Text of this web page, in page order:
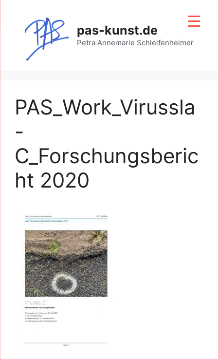
springen
pas-kunst.de
Petra Annemarie Schleifenheimer
PAS_Work_Virussla
-
C_Forschungsberic
ht 2020